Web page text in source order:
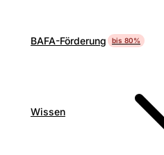
BAFA-Förderung bis 80%
Wissen